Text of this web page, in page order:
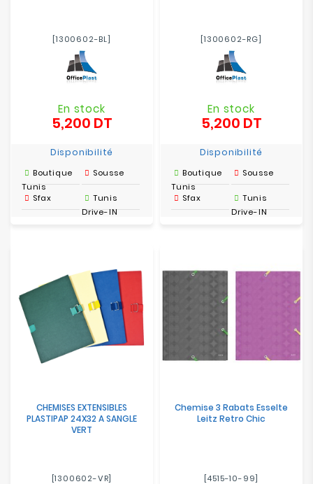
[1300602-BL]
En stock
5,200 DTPrix
Disponibilité
Boutique
Tunis
Sousse
Sfax
Tunis
Drive-IN
[1300602-RG]
En stock
5,200 DTPrix
Disponibilité
Boutique
Tunis
Sousse
Sfax
Tunis
Drive-IN
CHEMISES EXTENSIBLES
PLASTIPAP 24X32 A SANGLE
VERT
[1300602-VR]
Chemise 3 Rabats Esselte
Leitz Retro Chic
[4515-10-99]